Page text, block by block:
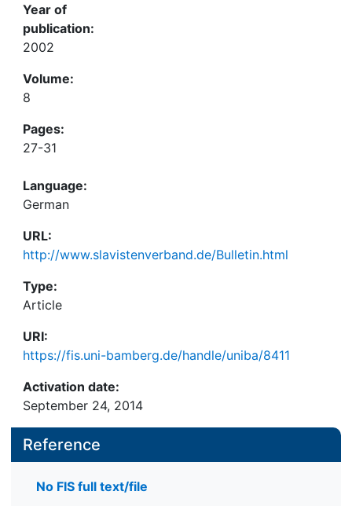
Year of
publication:
2002
Volume:
8
Pages:
27-31
Language:
German
URL:
http://www.slavistenverband.de/Bulletin.html
Type:
Article
URI:
https://fis.uni-bamberg.de/handle/uniba/8411
Activation date:
September 24, 2014
Reference
No FIS full text/file